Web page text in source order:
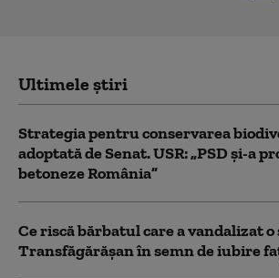
Ultimele știri
Strategia pentru conservarea
adoptată de Senat. USR: „PSD și-a
betoneze România”
Ce riscă bărbatul care a vandalizat o
Transfăgărășan în semn de iubire